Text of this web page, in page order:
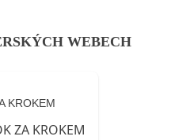
WEBECH
KROKEM